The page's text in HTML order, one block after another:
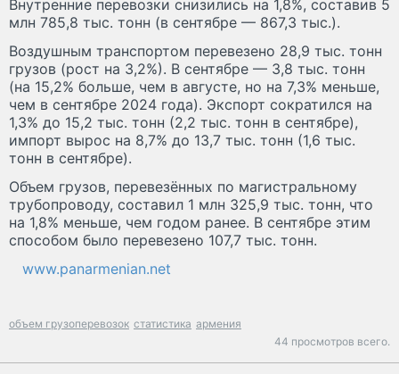
Внутренние перевозки снизились на 1,8%, составив 5
млн 785,8 тыс. тонн (в сентябре — 867,3 тыс.).
Воздушным транспортом перевезено 28,9 тыс. тонн
грузов (рост на 3,2%). В сентябре — 3,8 тыс. тонн
(на 15,2% больше, чем в августе, но на 7,3% меньше,
чем в сентябре 2024 года). Экспорт сократился на
1,3% до 15,2 тыс. тонн (2,2 тыс. тонн в сентябре),
импорт вырос на 8,7% до 13,7 тыс. тонн (1,6 тыс.
тонн в сентябре).
Объем грузов, перевезённых по магистральному
трубопроводу, составил 1 млн 325,9 тыс. тонн, что
на 1,8% меньше, чем годом ранее. В сентябре этим
способом было перевезено 107,7 тыс. тонн.
www.panarmenian.net
объем грузоперевозок статистика армения
44 просмотров всего.